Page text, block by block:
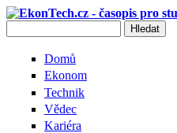
Přejít k hlavnímu obsahu
Domů
Ekonom
Technik
Vědec
Kariéra